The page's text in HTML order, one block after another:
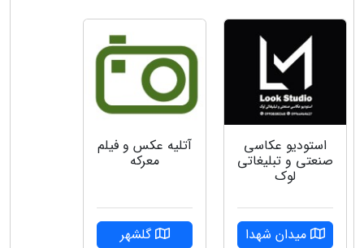
استودیو عکاسی
صنعتی و تبلیغاتی
لوک
میدان شهدا
آتلیه عکس و فیلم
معرکه
گلشهر